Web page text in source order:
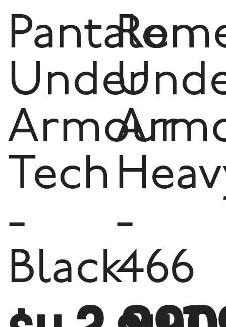
Pantalon
Under
Armour
Tech
-
Black
-
466